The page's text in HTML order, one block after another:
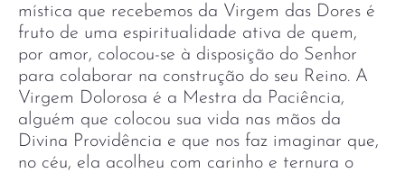
mística que recebemos da Virgem das Dores é
fruto de uma espiritualidade ativa de quem,
por amor, colocou-se à disposição do Senhor
para colaborar na construção do seu Reino. A
Virgem Dolorosa é a Mestra da Paciência,
alguém que colocou sua vida nas mãos da
Divina Providência e que nos faz imaginar que,
no céu, ela acolheu com carinho e ternura o